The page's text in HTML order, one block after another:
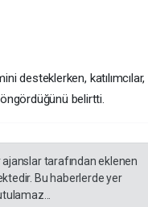
desteklerken, katılımcılar,
belirtti.
ajanslar tarafından eklenen
Bu haberlerde yer